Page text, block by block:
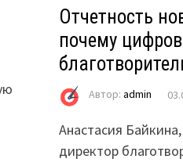
Отчетность
почему
Автор: admin
Анастасия
директор